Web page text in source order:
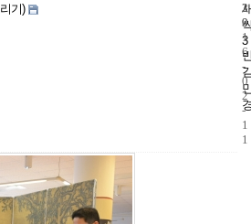
기)
3
3
9
2
0
1
6
-
0
2
-
1
1